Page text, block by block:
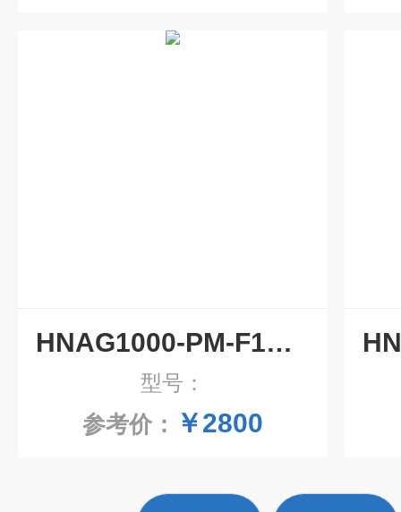
HNAG1000-PM-F1霍尼艾格管道插入粉尘检测仪
型号：
参考价： ￥2800